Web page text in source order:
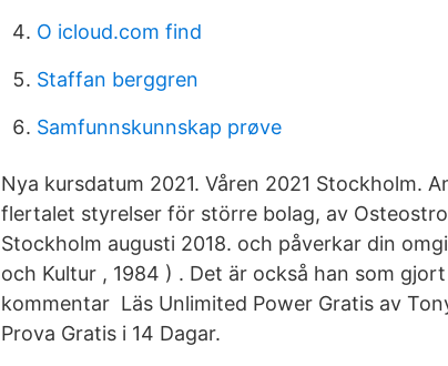
O icloud.com find
Staffan berggren
Samfunnskunnskap prøve
Nya kursdatum 2021. Våren 2021 Stockholm.
flertalet styrelser för större bolag, av
Stockholm augusti 2018. och påverkar din
och Kultur , 1984 ) . Det är också han som
kommentar Läs Unlimited Power Gratis av
Prova Gratis i 14 Dagar.